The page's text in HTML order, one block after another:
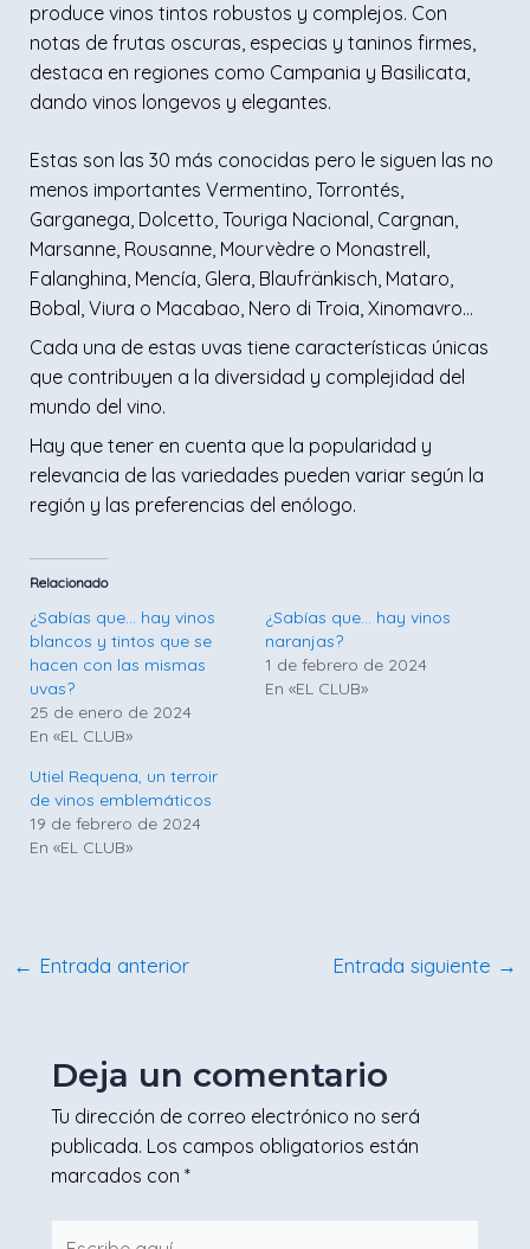
produce vinos tintos robustos y complejos. Con
notas de frutas oscuras, especias y taninos firmes,
destaca en regiones como Campania y Basilicata,
dando vinos longevos y elegantes.
Estas son las 30 más conocidas pero le siguen las no
menos importantes Vermentino, Torrontés,
Garganega, Dolcetto, Touriga Nacional, Cargnan,
Marsanne, Rousanne, Mourvèdre o Monastrell,
Falanghina, Mencía, Glera, Blaufränkisch, Mataro,
Bobal, Viura o Macabao, Nero di Troia, Xinomavro…
Cada una de estas uvas tiene características únicas
que contribuyen a la diversidad y complejidad del
mundo del vino.
Hay que tener en cuenta que la popularidad y
relevancia de las variedades pueden variar según la
región y las preferencias del enólogo.
Relacionado
¿Sabías que… hay vinos
blancos y tintos que se
hacen con las mismas
uvas?
25 de enero de 2024
En «EL CLUB»
¿Sabías que… hay vinos
naranjas?
1 de febrero de 2024
En «EL CLUB»
Utiel Requena, un terroir
de vinos emblemáticos
19 de febrero de 2024
En «EL CLUB»
← Entrada anterior Entrada siguiente →
Deja un comentario
Tu dirección de correo electrónico no será
publicada. Los campos obligatorios están
marcados con *